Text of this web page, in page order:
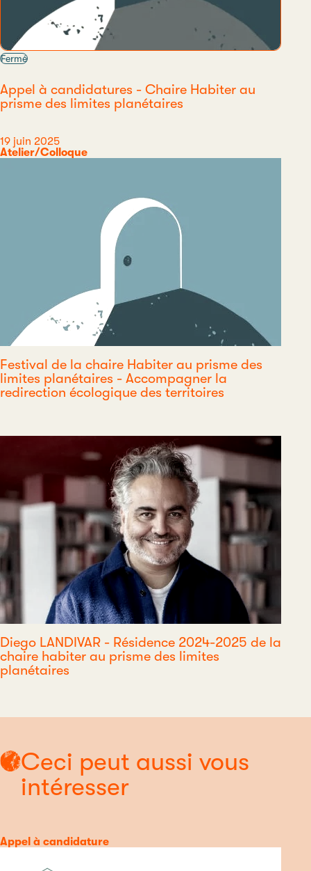
Fermé
Appel à candidatures - Chaire Habiter au
prisme des limites planétaires
Date
19 juin 2025
Catégorie
Atelier/Colloque
Festival de la chaire Habiter au prisme des
limites planétaires - Accompagner la
redirection écologique des territoires
Diego LANDIVAR - Résidence 2024-2025 de la
chaire habiter au prisme des limites
planétaires
Ceci peut aussi vous
intéresser
Catégorie
Appel à candidature